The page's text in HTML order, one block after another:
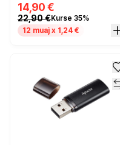
14,90 €
22,90 €Kurse 35%
12 muaj x 1,24 €